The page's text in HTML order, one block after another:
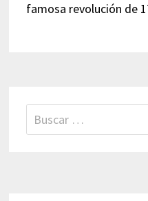
famosa revolución de
Buscar: